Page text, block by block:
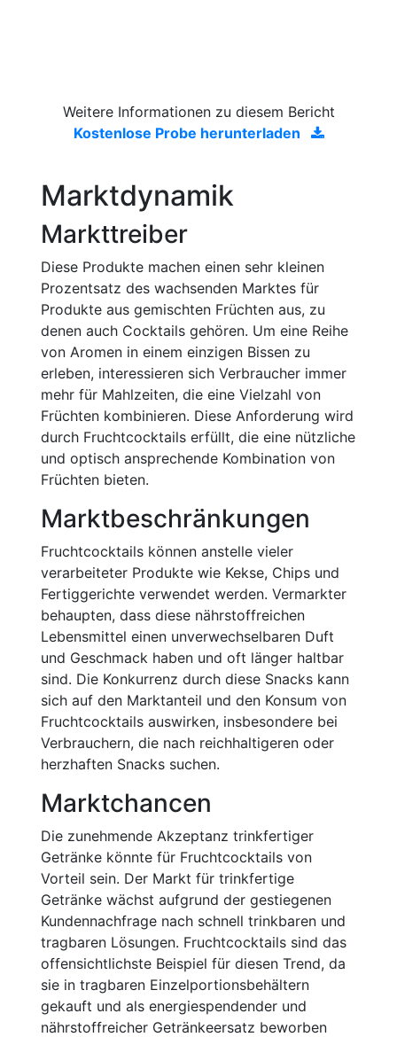
Weitere Informationen zu diesem Bericht
Kostenlose Probe herunterladen
Marktdynamik
Markttreiber
Diese Produkte machen einen sehr kleinen
Prozentsatz des wachsenden Marktes für
Produkte aus gemischten Früchten aus, zu
denen auch Cocktails gehören. Um eine Reihe
von Aromen in einem einzigen Bissen zu
erleben, interessieren sich Verbraucher immer
mehr für Mahlzeiten, die eine Vielzahl von
Früchten kombinieren. Diese Anforderung wird
durch Fruchtcocktails erfüllt, die eine nützliche
und optisch ansprechende Kombination von
Früchten bieten.
Marktbeschränkungen
Fruchtcocktails können anstelle vieler
verarbeiteter Produkte wie Kekse, Chips und
Fertiggerichte verwendet werden. Vermarkter
behaupten, dass diese nährstoffreichen
Lebensmittel einen unverwechselbaren Duft
und Geschmack haben und oft länger haltbar
sind. Die Konkurrenz durch diese Snacks kann
sich auf den Marktanteil und den Konsum von
Fruchtcocktails auswirken, insbesondere bei
Verbrauchern, die nach reichhaltigeren oder
herzhaften Snacks suchen.
Marktchancen
Die zunehmende Akzeptanz trinkfertiger
Getränke könnte für Fruchtcocktails von
Vorteil sein. Der Markt für trinkfertige
Getränke wächst aufgrund der gestiegenen
Kundennachfrage nach schnell trinkbaren und
tragbaren Lösungen. Fruchtcocktails sind das
offensichtlichste Beispiel für diesen Trend, da
sie in tragbaren Einzelportionsbehältern
gekauft und als energiespendender und
nährstoffreicher Getränkeersatz beworben